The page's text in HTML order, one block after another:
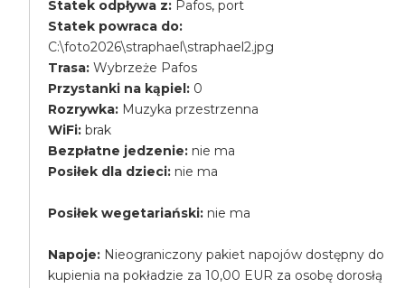
Statek odpływa z: Pafos, port
Statek powraca do:
C:\foto2026\straphael\straphael2.jpg
Trasa: Wybrzeże Pafos
Przystanki na kąpiel: 0
Rozrywka: Muzyka przestrzenna
WiFi: brak
Bezpłatne jedzenie: nie ma
Posiłek dla dzieci: nie ma
Posiłek wegetariański: nie ma
Napoje: Nieograniczony pakiet napojów dostępny do
kupienia na pokładzie za 10,00 EUR za osobę dorosłą